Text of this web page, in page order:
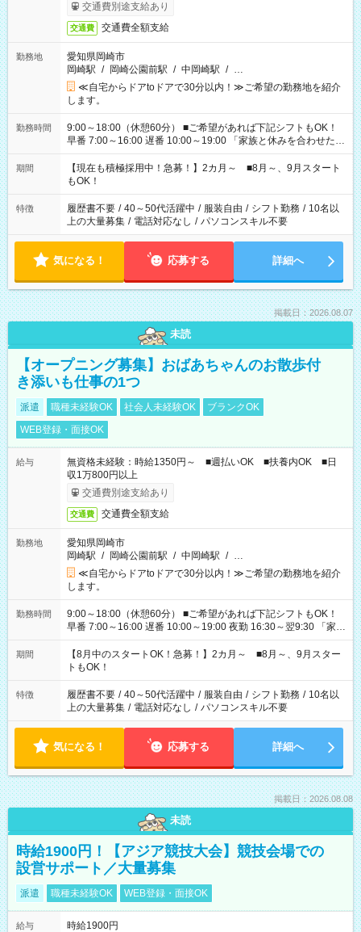
交通費別途支給あり
交通費 交通費全額支給
勤務地
愛知県岡崎市
岡崎駅 / 岡崎公園前駅 / 中岡崎駅 / …
≪自宅からドアtoドアで30分以内！≫ご希望の勤務地を紹介
します。
勤務時間
9:00～18:00（休憩60分） ■ご希望があれば下記シフトもOK！
早番 7:00～16:00 遅番 10:00～19:00 「家族と休みを合わせた
い」 「余裕を持って夕飯の準備がしたい」 「できれば残業はし
たくない」 など、ご希望を教えてくださいね。 ※Wワーク希望
の方へ 今ご覧のお仕事で希望する勤務時間と、もう1つのお仕事
の勤務時間。 合計で週40時間を超える場合は応募できません。
期間
【現在も積極採用中！急募！】2カ月～ ■8月～、9月スタート
もOK！
特徴 履歴書不要 / 40～50代活躍中 / 服装自由 / シフト勤務 / 10名以
上の大量募集 / 電話対応なし / パソコンスキル不要
気になる！ 応募する 詳細へ
掲載日：2026.08.07
未読
【オープニング募集】おばあちゃんのお散歩付
き添いも仕事の1つ
派遣 職種未経験OK 社会人未経験OK
ブランクOK
WEB登録・面接OK
給与
無資格未経験：時給1350円～ ■週払いOK ■扶養内OK ■日
収1万800円以上
交通費別途支給あり
交通費 交通費全額支給
勤務地
愛知県岡崎市
岡崎駅 / 岡崎公園前駅 / 中岡崎駅 / …
≪自宅からドアtoドアで30分以内！≫ご希望の勤務地を紹介
します。
勤務時間
9:00～18:00（休憩60分） ■ご希望があれば下記シフトもOK！
早番 7:00～16:00 遅番 10:00～19:00 夜勤 16:30～翌9:30 「家族
と休みを合わせたい」 「余裕を持って夕飯の準備がしたい」
「できれば残業はしたくない」 など、ご希望を教えてください
ね。 ※Wワーク希望の方へ 今ご覧のお仕事で希望する勤務時間
と、もう1つのお仕事の勤務時間。 合計で週40時間を超える場
合は応募できません。
期間
【8月中のスタートOK！急募！】2カ月～ ■8月～、9月スター
トもOK！
特徴 履歴書不要 / 40～50代活躍中 / 服装自由 / シフト勤務 / 10名以
上の大量募集 / 電話対応なし / パソコンスキル不要
気になる！ 応募する 詳細へ
掲載日：2026.08.08
未読
時給1900円！【アジア競技大会】競技会場での
設営サポート／大量募集
派遣 職種未経験OK WEB登録・面接OK
給与
時給1900円